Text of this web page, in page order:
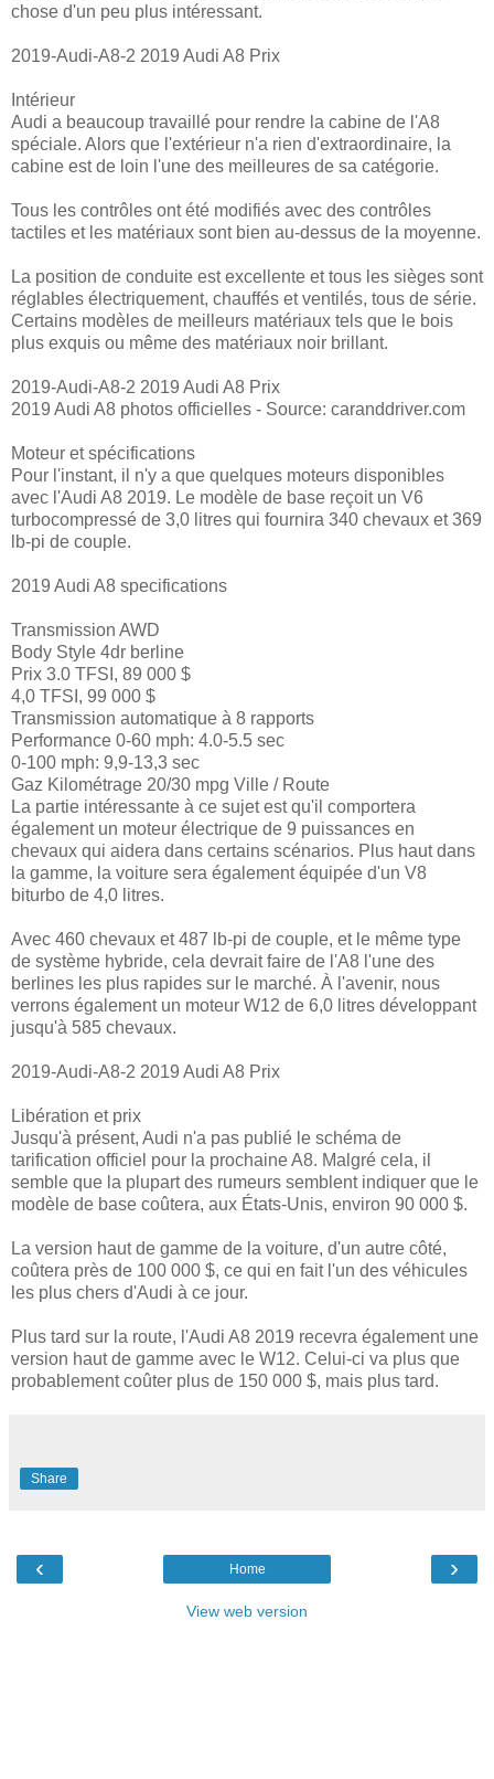
chose d'un peu plus intéressant.
2019-Audi-A8-2 2019 Audi A8 Prix
Intérieur
Audi a beaucoup travaillé pour rendre la cabine de l'A8
spéciale. Alors que l'extérieur n'a rien d'extraordinaire, la
cabine est de loin l'une des meilleures de sa catégorie.
Tous les contrôles ont été modifiés avec des contrôles
tactiles et les matériaux sont bien au-dessus de la moyenne.
La position de conduite est excellente et tous les sièges sont
réglables électriquement, chauffés et ventilés, tous de série.
Certains modèles de meilleurs matériaux tels que le bois
plus exquis ou même des matériaux noir brillant.
2019-Audi-A8-2 2019 Audi A8 Prix
2019 Audi A8 photos officielles - Source: caranddriver.com
Moteur et spécifications
Pour l'instant, il n'y a que quelques moteurs disponibles
avec l'Audi A8 2019. Le modèle de base reçoit un V6
turbocompressé de 3,0 litres qui fournira 340 chevaux et 369
lb-pi de couple.
2019 Audi A8 specifications
Transmission AWD
Body Style 4dr berline
Prix ​​3.0 TFSI, 89 000 $
4,0 TFSI, 99 000 $
Transmission automatique à 8 rapports
Performance 0-60 mph: 4.0-5.5 sec
0-100 mph: 9,9-13,3 sec
Gaz Kilométrage 20/30 mpg Ville / Route
La partie intéressante à ce sujet est qu'il comportera
également un moteur électrique de 9 puissances en
chevaux qui aidera dans certains scénarios. Plus haut dans
la gamme, la voiture sera également équipée d'un V8
biturbo de 4,0 litres.
Avec 460 chevaux et 487 lb-pi de couple, et le même type
de système hybride, cela devrait faire de l'A8 l'une des
berlines les plus rapides sur le marché. À l'avenir, nous
verrons également un moteur W12 de 6,0 litres développant
jusqu'à 585 chevaux.
2019-Audi-A8-2 2019 Audi A8 Prix
Libération et prix
Jusqu'à présent, Audi n'a pas publié le schéma de
tarification officiel pour la prochaine A8. Malgré cela, il
semble que la plupart des rumeurs semblent indiquer que le
modèle de base coûtera, aux États-Unis, environ 90 000 $.
La version haut de gamme de la voiture, d'un autre côté,
coûtera près de 100 000 $, ce qui en fait l'un des véhicules
les plus chers d'Audi à ce jour.
Plus tard sur la route, l'Audi A8 2019 recevra également une
version haut de gamme avec le W12. Celui-ci va plus que
probablement coûter plus de 150 000 $, mais plus tard.
Share
‹ ›
Home
View web version